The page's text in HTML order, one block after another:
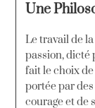
Une
Le travail de
passion, dicté
fait le choix de
portée par
courage et de